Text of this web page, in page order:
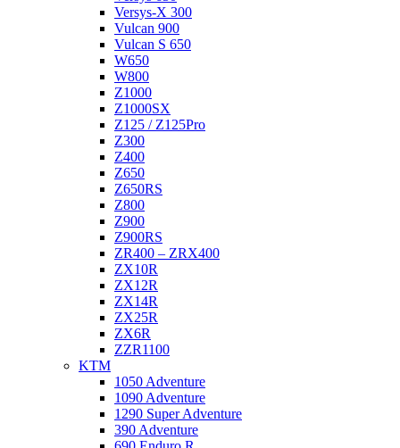
Versys-X 300
Vulcan 900
Vulcan S 650
W650
W800
Z1000
Z1000SX
Z125 / Z125Pro
Z300
Z400
Z650
Z650RS
Z800
Z900
Z900RS
ZR400 – ZRX400
ZX10R
ZX12R
ZX14R
ZX25R
ZX6R
ZZR1100
KTM
1050 Adventure
1090 Adventure
1290 Super Adventure
390 Adventure